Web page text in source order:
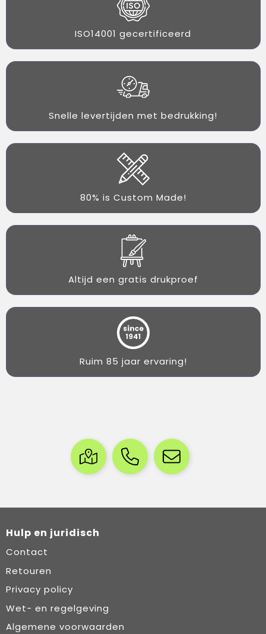
ISO14001 gecertificeerd
Snelle levertijden met bedrukking!
80% is Custom Made!
Altijd een gratis drukproef
Ruim 85 jaar ervaring!
Hulp en juridisch
Contact
Retouren
Privacy policy
Wet- en regelgeving
Algemene voorwaarden